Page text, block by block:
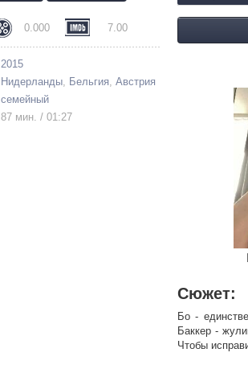
0.000 7.00
2015
Нидерланды, Бельгия, Австрия
семейный
87 мин. / 01:27
Сюжет:
Бо -
Баккер -
Чтобы